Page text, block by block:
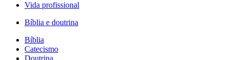
Vida profissional
Bíblia e doutrina
Bíblia
Catecismo
Doutrina